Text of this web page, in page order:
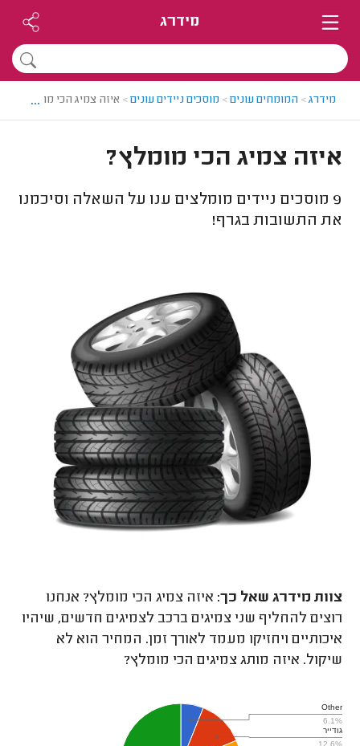
מידרג
מידרג> המומחים עונים> מוסכים ניידים עונים> איזה צמיג הכי מומלץ?
...
איזה צמיג הכי מומלץ?
9 מוסכים ניידים מומלצים ענו על השאלה וסיכמנו
את התשובות בגרף!
צוות מידרג שאל כך: איזה צמיג הכי מומלץ? אנחנו
רוצים להחליף שני צמיגים ברכב לצמיגים חדשים, שיהיו
איכותיים ויחזיקו מעמד לאורך זמן. המחיר הוא לא
שיקול. איזה מותג צמיגים הכי מומלץ?
Other
6.1%
גודייר
12.6%